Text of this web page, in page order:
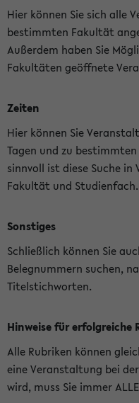
Hier können Sie sich alle
bestimmten Fakultät
Außerdem haben Sie
Fakultäten geöffnete
Zeiten
Hier können Sie
Tagen und zu
sinnvoll ist diese Suche
Fakultät und Studienfach.
Sonstiges
Schließlich können Sie
Belegnummern suchen,
Titelstichworten.
Hinweise für erfolgreiche
Alle Rubriken können
eine Veranstaltung bei
wird, muss Sie immer